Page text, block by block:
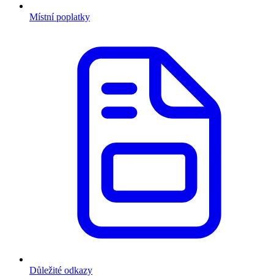
Místní poplatky
Důležité odkazy